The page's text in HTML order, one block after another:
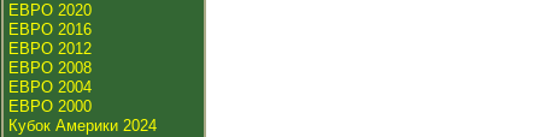
ЕВРО 2020
ЕВРО 2016
ЕВРО 2012
ЕВРО 2008
ЕВРО 2004
ЕВРО 2000
Кубок Америки 2024